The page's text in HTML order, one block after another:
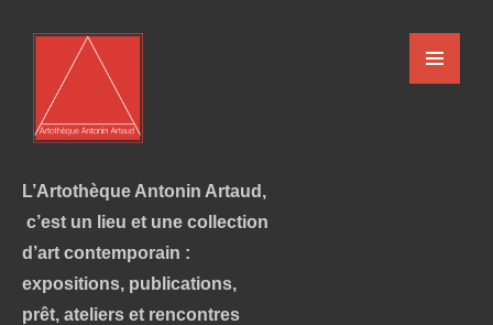
L’Artothèque Antonin Artaud,
c’est un lieu et une collection
d’art contemporain :
expositions, publications,
prêt, ateliers et rencontres